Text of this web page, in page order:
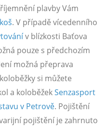
plavby Vám
. V případě vícedenního
v blízkosti Baťova
pouze s předchozím
možná přeprava
si můžete
a koloběžekSenzasport
v Petrově. Pojištění
pojištění je zahrnuto